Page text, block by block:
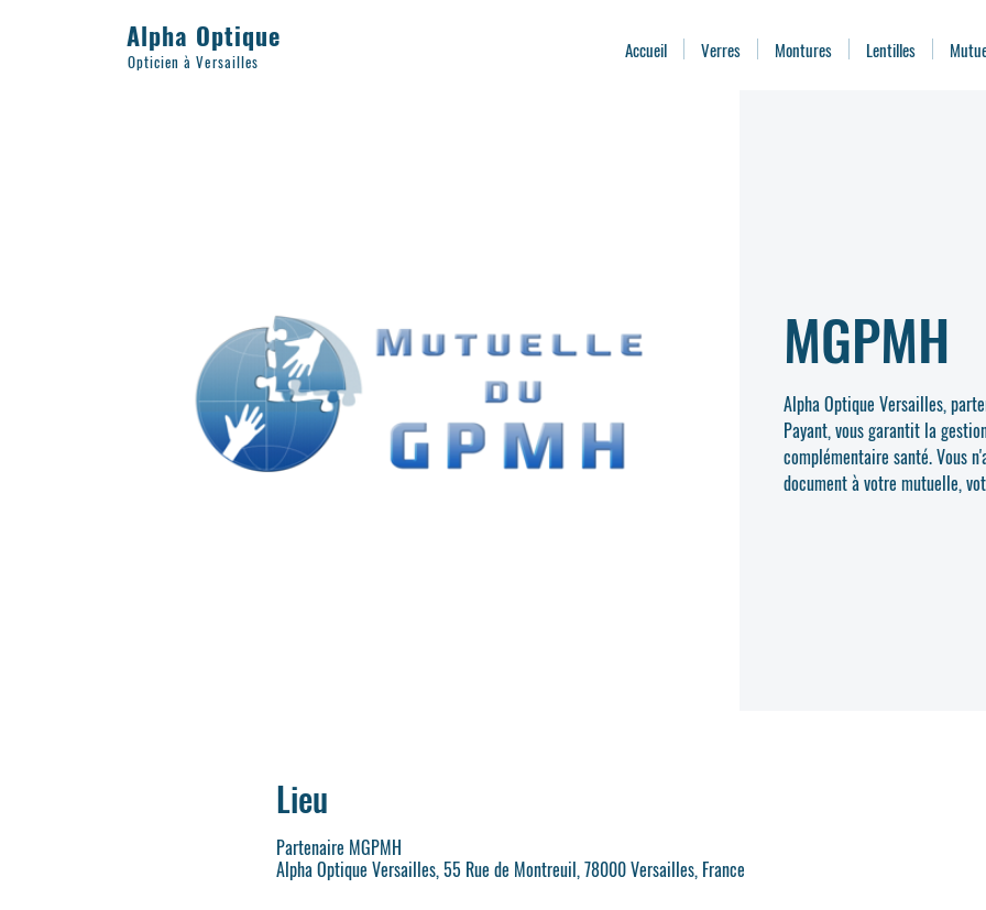
Alpha Optique
Opticien à Versailles Accueil Verres Montures Lentilles
MGPMH
Alpha Optique Versailles,
Payant, vous garantit la
complémentaire santé. Vous
document à votre mutuelle,
Lieu
Partenaire MGPMH
Alpha Optique Versailles, 55 Rue de Montreuil, 78000 Versailles, France